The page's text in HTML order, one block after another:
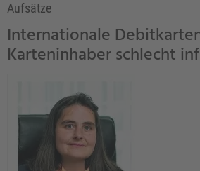
Aufsätze
Internationale
Karteninhaber schlecht